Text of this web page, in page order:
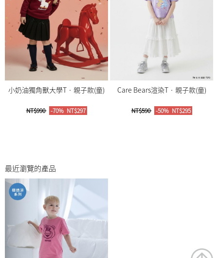
小奶油獨角獸大學T‧親子款(童)
NT$990 -70% NT$297
Care Bears渲染T‧親子款(童)
NT$590 -50% NT$295
最近瀏覽的產品